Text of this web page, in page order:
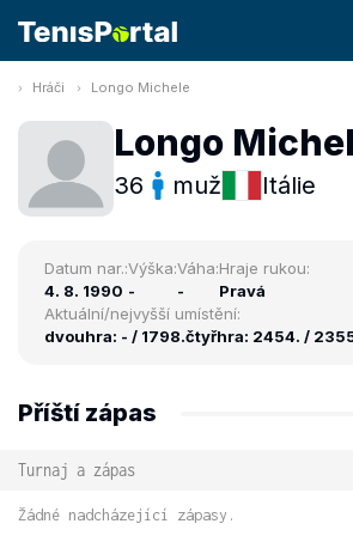
Hráči Longo Michele
Longo
36 muž Itálie
Datum nar.:
4. 8. 1990
Výška:
-
Váha:
-
Hraje rukou:
Pravá
Aktuální/nejvyšší umístění:
dvouhra: - / 1798.čtyřhra: 2454. /
Příští zápas
Turnaj a zápas
Žádné nadcházející zápasy.